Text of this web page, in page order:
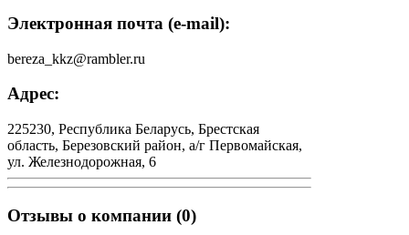
Электронная почта (e-mail):
bereza_kkz@rambler.ru
Адрес:
225230, Республика Беларусь, Брестская
область, Березовский район, а/г Первомайская,
ул. Железнодорожная, 6
Отзывы о компании (0)